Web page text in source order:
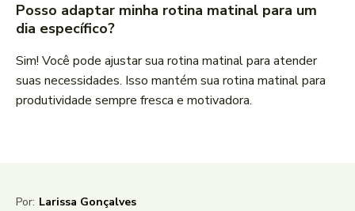
Posso adaptar minha rotina matinal para um
dia específico?
Sim! Você pode ajustar sua rotina matinal para atender
suas necessidades. Isso mantém sua rotina matinal para
produtividade sempre fresca e motivadora.
Por: Larissa Gonçalves